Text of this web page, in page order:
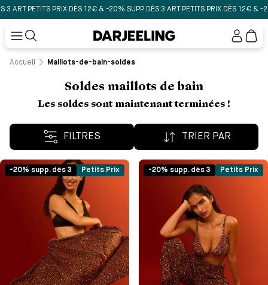
12€ & -20% SUPP. DÈS 3 ART.PETITS PRIX DÈS 12€ & -20% SUPP. DÈS 3 ART.
Mon
Accueil Maillots-de-bain-soldes
Soldes maillots de bain
Les soldes sont maintenant terminées !
FILTRES TRIER PAR
-20% supp. dès 3 Petits Prix -20% supp. dès 3 Petits Prix